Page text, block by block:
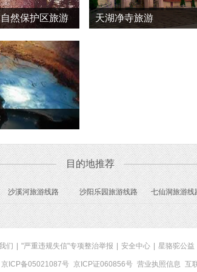
然保护区旅游 天湖净寺旅游
目的地推荐
沙溪河旅游线路 沙阳乐园旅游线路 七仙洞旅游线
们 "严重违规失信"专项整治举报 安全中心 星骆驼公益
京ICP备05021087号 京ICP证060856号 营业执照信息 互